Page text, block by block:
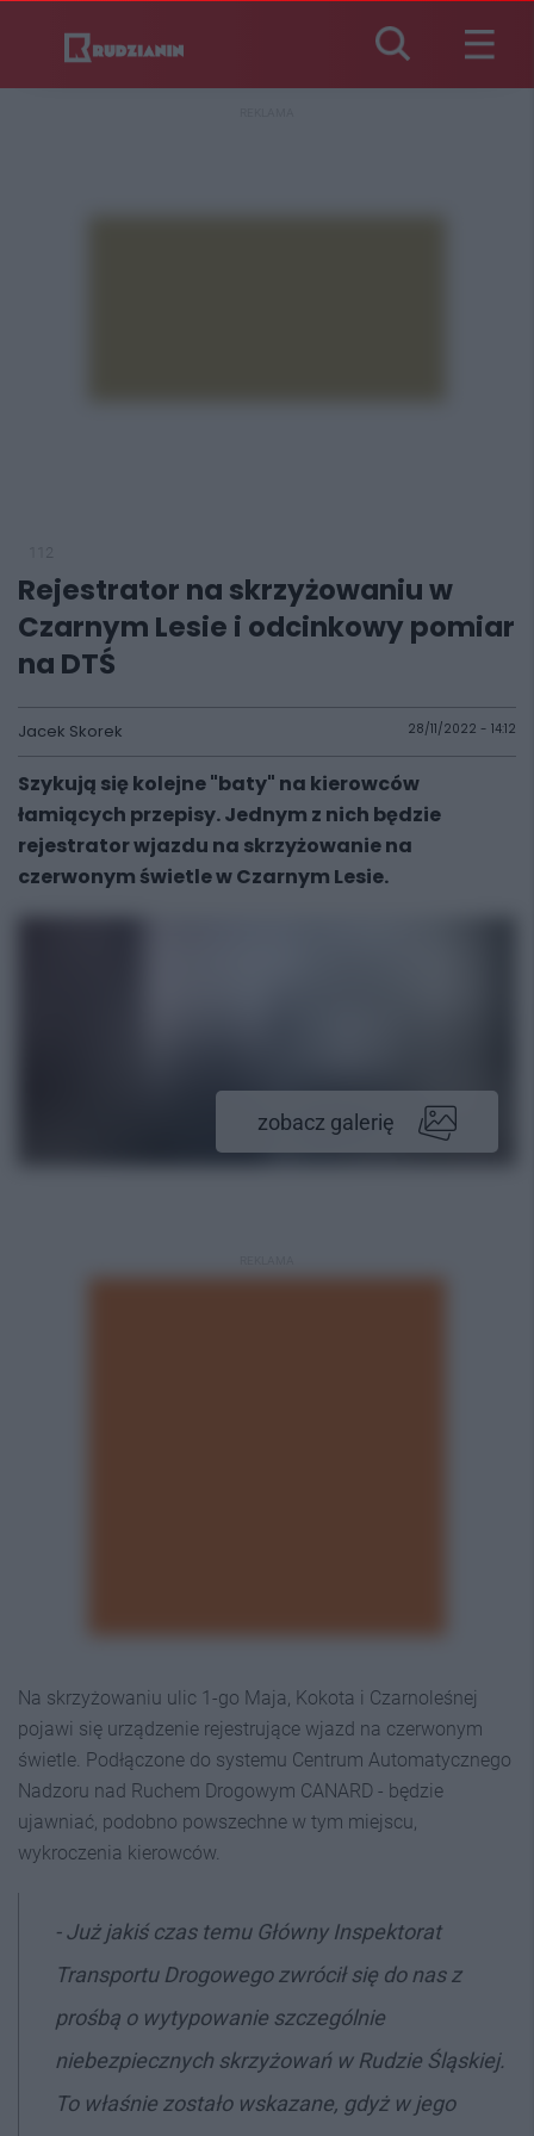
Rejestrator na skrzyżowaniu w
Czarnym Lesie i odcinkowy pomiar
na DTŚ
Jacek Skorek 28/11/2022 - 14:12
Szykują się kolejne "baty" na kierowców
łamiących przepisy. Jednym z nich będzie
rejestrator wjazdu na skrzyżowanie na
czerwonym świetle w Czarnym Lesie.
zobacz galerię
Na skrzyżowaniu ulic 1-go Maja, Kokota i Czarnoleśnej
pojawi się urządzenie rejestrujące wjazd na czerwonym
świetle. Podłączone do systemu Centrum Automatycznego
Nadzoru nad Ruchem Drogowym CANARD - będzie
ujawniać, podobno powszechne w tym miejscu,
wykroczenia kierowców.
- Już jakiś czas temu Główny Inspektorat
Transportu Drogowego zwrócił się do nas z
prośbą o wytypowanie szczególnie
niebezpiecznych skrzyżowań w Rudzie Śląskiej.
To właśnie zostało wskazane, gdyż w jego